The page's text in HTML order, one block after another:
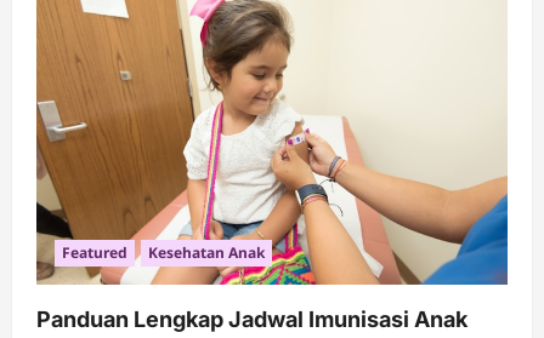
Featured Kesehatan Anak
Panduan Lengkap Jadwal Imunisasi Anak